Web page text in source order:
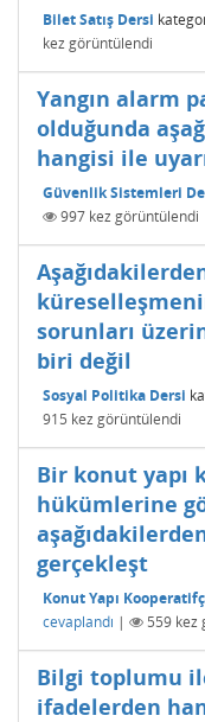
Bilet Satış Dersi
kez görüntülendi
Yangın alarm
olduğunda
hangisi ile
Güvenlik Sistemleri
997 kez görüntülendi
sorunları
biri değil
Sosyal Politika Dersi
915 kez görüntülendi
Bir konut yapı
hükümlerine
gerçekleşt
Konut Yapı
cevaplandı | 559 kez
Bilgi toplumu
ifadelerden